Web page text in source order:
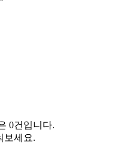
0건입니다.
보세요.